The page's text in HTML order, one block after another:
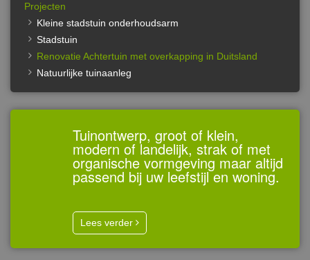
Projecten
Kleine stadstuin onderhoudsarm
Stadstuin
Renovatie Achtertuin met overkapping in Duitsland
Natuurlijke tuinaanleg
Tuinontwerp, groot of klein,
modern of landelijk, strak of met
organische vormgeving maar altijd
passend bij uw leefstijl en woning.
Lees verder